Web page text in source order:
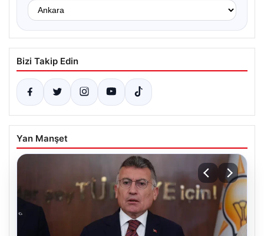
Bizi Takip Edin
Yan Manşet